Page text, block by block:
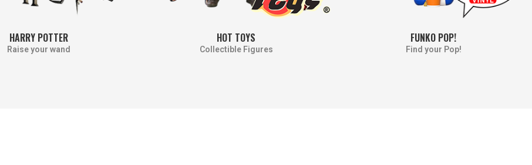
HARRY POTTER
Raise your wand
HOT TOYS
Collectible Figures
FUNKO POP!
Find your Pop!